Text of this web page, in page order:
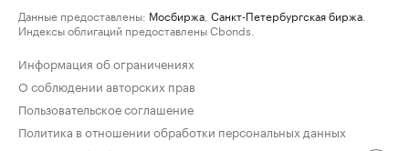
Данные предоставлены: Мосбиржа Санкт-Петербургская биржа
Индексы облигаций предоставлены Cbonds.
Информация об ограничениях
О соблюдении авторских прав
Пользовательское соглашение
Политика в отношении обработки персональных данных